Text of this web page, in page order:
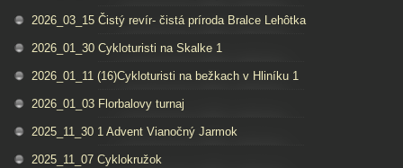
2026_03_15 Čistý revír- čistá príroda Bralce Lehôtka
2026_01_30 Cykloturisti na Skalke 1
2026_01_11 (16)Cykloturisti na bežkach v Hliníku 1
2026_01_03 Florbalovy turnaj
2025_11_30 1 Advent Vianočný Jarmok
2025_11_07 Cyklokružok